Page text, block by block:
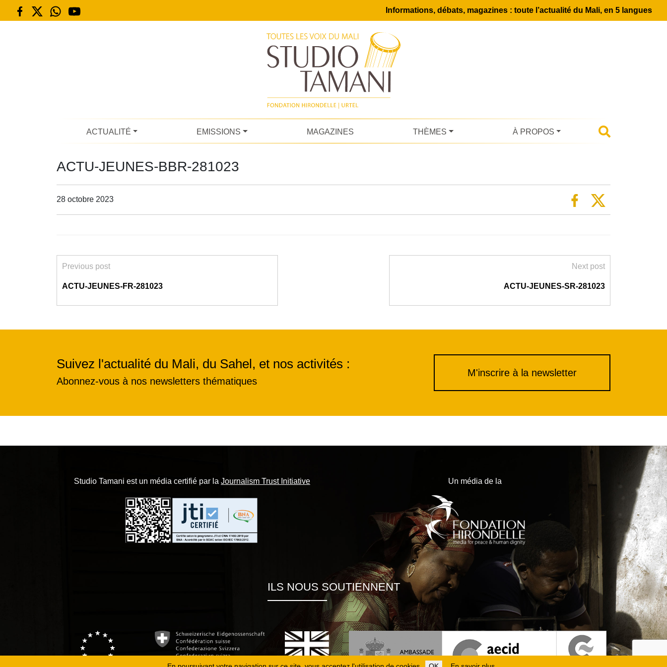
Informations, débats, magazines : toute l’actualité du Mali, en 5 langues
ACTUALITÉ EMISSIONS MAGAZINES THÈMES À PROPOS
ACTU-JEUNES-BBR-281023
28 octobre 2023
Previous post
ACTU-JEUNES-FR-281023
Next post
ACTU-JEUNES-SR-281023
Suivez l'actualité du Mali, du Sahel, et nos activités :
Abonnez-vous à nos newsletters thématiques
M'inscrire à la newsletter
Studio Tamani est un média certifié par la Journalism Trust Initiative Un média de la
ILS NOUS SOUTIENNENT